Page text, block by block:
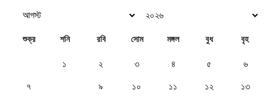
শুক্র শনি রবি সোম মঙ্গল বুধ বৃহ
১ ২ ৩ ৪ ৫ ৬
৭ ৯ ১০ ১১ ১২ ১৩